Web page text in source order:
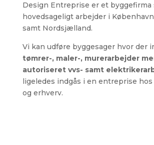
Design Entreprise er et byggefirma
hovedsageligt arbejder i
samt Nordsjælland.
Vi kan udføre byggesager hvor der
tømrer-, maler-, murerarbejder
autoriseret vvs- samt
ligeledes indgås i en entreprise
og erhverv.